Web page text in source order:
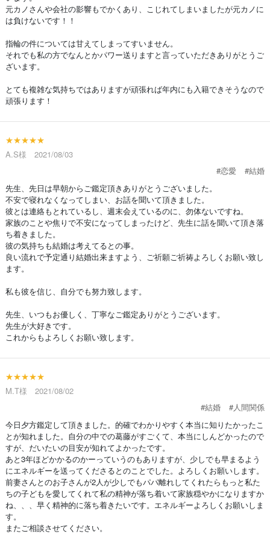
元カノさんや会社の影響もでかくあり、こじれてしまいましたが元カノに
は負けないです！！
指輪の件については甘えてしまってすいません。
それでも私の方でなんとかパワー送りますと言っていただきありがとうご
ざいます。
とても複雑な気持ちではありますが頑張れば年内にも入籍できそうなので
頑張ります！
★★★★★
A.S様 2021/08/03
#恋愛
#結婚
先生、先日は早朝からご鑑定頂きありがとうございました。
不安で寝れなくなってしまい、お話を聞いて頂きました。
彼とは連絡もとれているし、週末会えているのに、勿体ないですね。
家族のことや焦りで不安になってしまったけど、先生に話を聞いて頂き落
ち着きました。
彼の気持ちも結婚は考えてるとの事。
良い流れで予定通り結婚出来ますよう、ご祈願ご祈祷よろしくお願い致し
ます。
私も彼を信じ、自分でも努力致します。
先生、いつもお優しく、丁寧なご鑑定ありがとうございます。
先生が大好きです。
これからもよろしくお願い致します。
★★★★★
M.T様 2021/08/02
#結婚
#人間関係
今日夕方鑑定して頂きました。的確でわかりやすく本当に知りたかったこ
とが知れました。自分の中での葛藤がすごくて、本当にしんどかったので
すが、だいたいの目安が知れてよかったです。
あと3年ほどかかるのかーっていうのもありますが、少しでも早まるよう
にエネルギーを送ってくださるとのことでした。よろしくお願いします。
前妻さんとのお子さんが2人が少しでもパパ離れしてくれたらもっと私た
ちの子どもを愛してくれて私の精神が落ち着いて家族穏やかになりますか
ね、、、早く精神的に落ち着きたいです。エネルギーよろしくお願いしま
す。
またご相談させてください。